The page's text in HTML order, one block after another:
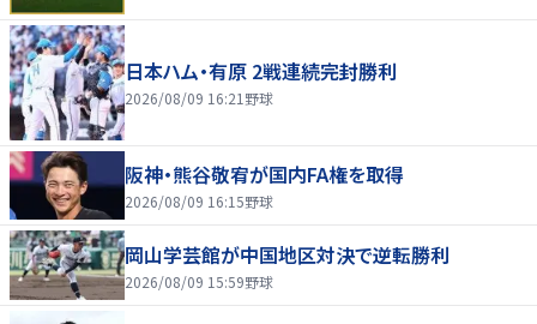
日本ハム・有原 2戦連続完封勝利
2026/08/09 16:21 野球
阪神・熊谷敬宥が国内FA権を取得
2026/08/09 16:15野球
岡山学芸館が中国地区対決で逆転勝利
2026/08/09 15:59野球